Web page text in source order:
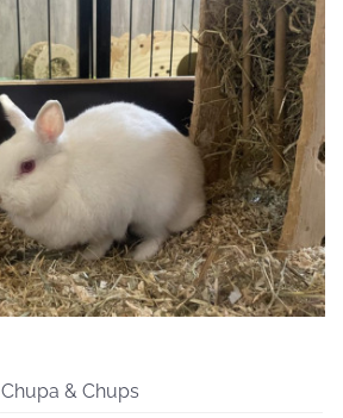
Chupa & Chups